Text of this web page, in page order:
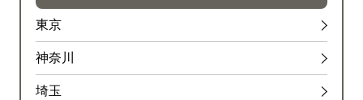
東京
神奈川
埼玉